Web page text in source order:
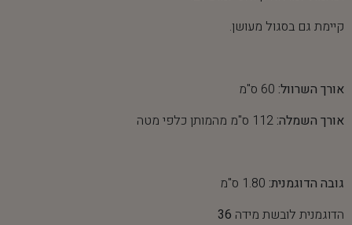
קיימת גם בסגול מעושן.
אורך השרוול: 60 ס"מ
אורך השמלה:
גובה הדוגמנית: 1.80 ס"מ
הדוגמנית לובשת מידה 36